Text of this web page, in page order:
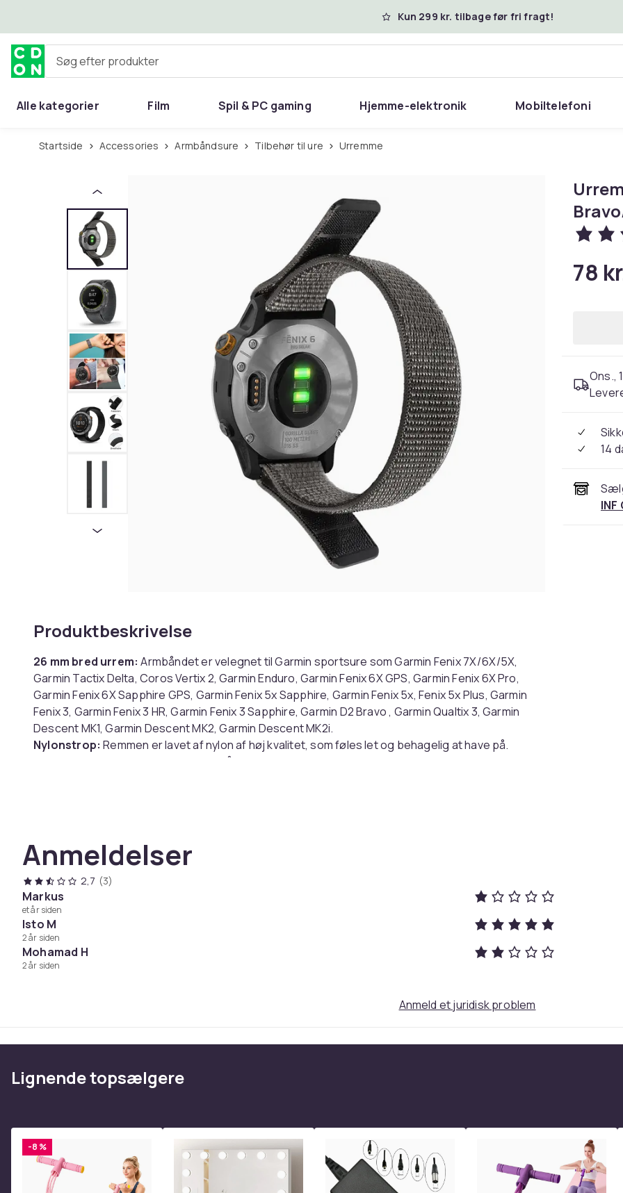
Kun 299 kr. tilbage før fri fragt!
Søg efter produkter
Alle kategorier Film Spil & PC gaming Hjemme-elektronik Mobiltelefoni
Hjem & have
Startside Accessories Armbåndsure Tilbehør til ure Urremme
Produktbeskrivelse
26 mm bred urrem: Armbåndet er velegnet til Garmin sportsure som Garmin Fenix 7X/6X/5X,
Garmin Tactix Delta, Coros Vertix 2, Garmin Enduro, Garmin Fenix 6X GPS, Garmin Fenix 6X Pro,
Garmin Fenix 6X Sapphire GPS, Garmin Fenix 5x Sapphire, Garmin Fenix 5x, Fenix 5x Plus, Garmin
Fenix 3, Garmin Fenix 3 HR, Garmin Fenix 3 Sapphire, Garmin D2 Bravo , Garmin Qualtix 3, Garmin
Descent MK1, Garmin Descent MK2, Garmin Descent MK2i.
Nylonstrop: Remmen er lavet af nylon af høj kvalitet, som føles let og behagelig at have på.
Udskiftningsarmbåndet er nemt at skifte, og længden kan nemt justeres med
Størrelse: Længde 29 cm, bredde 2,6 cm
Pakken indeholder:
1 x urrem
Farve
Grey
Vægt, gram
Varenr.
49c21c90-cafe-4f18-9872-fc7310c1d989
Anmeldelser
2,7 (3)
Markus
et år siden
Isto M
2 år siden
Mohamad H
2 år siden
78
Ons.,
14
INF
Anmeld et juridisk problem
Lignende topsælgere
-8 %